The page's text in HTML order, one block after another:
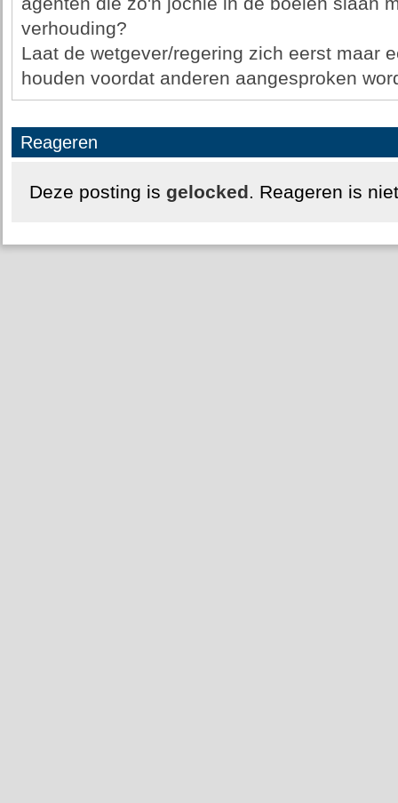
verhouding?
Laat de wetgever/regering zich eerst maar
houden voordat anderen aangesproken
Reageren
Deze posting is gelocked. Reageren is